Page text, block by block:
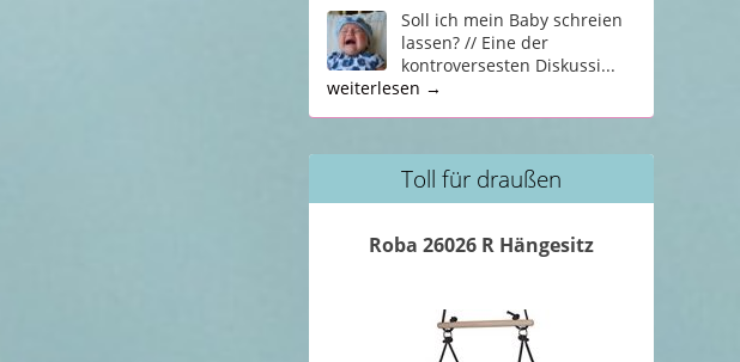
Soll ich mein Baby schreien
lassen? // Eine der
kontroversesten Diskussi...
weiterlesen →
Toll für draußen
Roba 26026 R Hängesitz